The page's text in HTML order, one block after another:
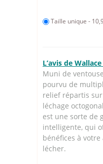
Taille unique -
L’avis de
Muni de
pourvu de
relief répartis
léchage octogonal
est une sorte de
intelligente, qui
bénéfices à
lécher.